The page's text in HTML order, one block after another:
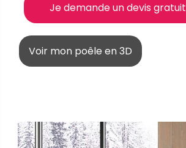
Je demande un devis gratuit
Voir mon poêle en 3D